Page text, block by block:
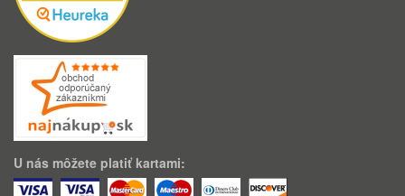
U nás môžete platiť kartami: